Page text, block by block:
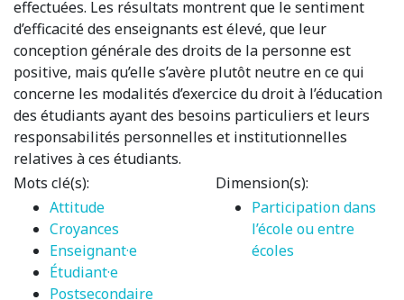
effectuées. Les résultats montrent que le sentiment
d’efficacité des enseignants est élevé, que leur
conception générale des droits de la personne est
positive, mais qu’elle s’avère plutôt neutre en ce qui
concerne les modalités d’exercice du droit à l’éducation
des étudiants ayant des besoins particuliers et leurs
responsabilités personnelles et institutionnelles
relatives à ces étudiants.
Mots clé(s):
Attitude
Croyances
Enseignant·e
Étudiant·e
Postsecondaire
Dimension(s):
Participation dans
l’école ou entre
écoles